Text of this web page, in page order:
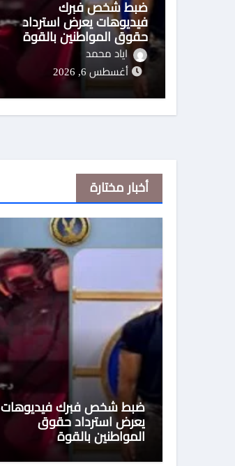
ضبط شخص فبرك
فيديوهات يعرض استرداد
حقوق المواطنين بالقوة
اياد محمد
أغسطس 6, 2026
أخبار مختارة
ضبط شخص فبرك فيديوهات
يعرض استرداد حقوق
المواطنين بالقوة